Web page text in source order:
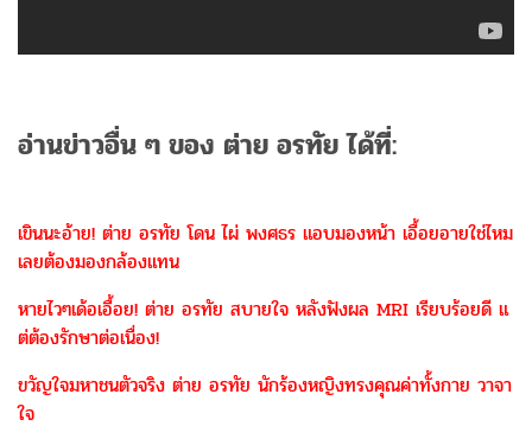
อ่านข่าวอื่น ๆ ของ ต่าย อรทัย ได้ที่:
เขินนะอ้าย! ต่าย อรทัย โดน ไผ่ พงศธร แอบมองหน้า เอื้อยอายใช่ไหม
เลยต้องมองกล้องแทน
หายไวๆเด้อเอื้อย! ต่าย อรทัย สบายใจ หลังฟังผล MRI เรียบร้อยดี แ
ต่ต้องรักษาต่อเนื่อง!
ขวัญใจมหาชนตัวจริง ต่าย อรทัย นักร้องหญิงทรงคุณค่าทั้งกาย วาจา
ใจ